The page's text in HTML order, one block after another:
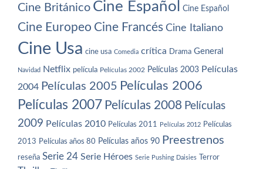
Cine Británico Cine Español Cine Español
Cine Europeo Cine Francés Cine Italiano
Cine Usa cine usa Comedia crítica Drama General
Navidad Netflix película Películas 2002 Películas 2003 Películas
2004 Películas 2005 Películas 2006
Películas 2007 Películas 2008 Películas
2009 Películas 2010 Películas 2011 Películas 2012 Películas
2013 Películas años 80 Películas años 90 Preestrenos
reseña Serie 24 Serie Héroes Serie Pushing Daisies Terror